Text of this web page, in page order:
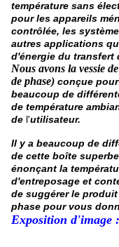
température sans
pour les appareils
contrôlée, les
autres applications
d'énergie du transfert
Nous avons la vessie
de phase) conçue
beaucoup de
de température
de l'utilisateur.
Il y a beaucoup de
de cette boîte
énonçant la
d'entreposage et
de suggérer le
phase pour vous
Exposition d'image :